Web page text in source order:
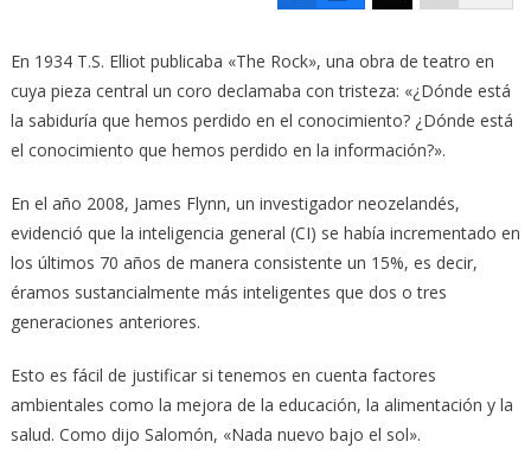
En 1934 T.S. Elliot publicaba «The Rock», una obra de teatro en
cuya pieza central un coro declamaba con tristeza: «¿Dónde está
la sabiduría que hemos perdido en el conocimiento? ¿Dónde está
el conocimiento que hemos perdido en la información?».
En el año 2008, James Flynn, un investigador neozelandés,
evidenció que la inteligencia general (CI) se había incrementado en
los últimos 70 años de manera consistente un 15%, es decir,
éramos sustancialmente más inteligentes que dos o tres
generaciones anteriores.
Esto es fácil de justificar si tenemos en cuenta factores
ambientales como la mejora de la educación, la alimentación y la
salud. Como dijo Salomón, «Nada nuevo bajo el sol».